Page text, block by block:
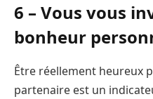
6 – Vous vous
bonheur
Être réellement heureux
partenaire est un